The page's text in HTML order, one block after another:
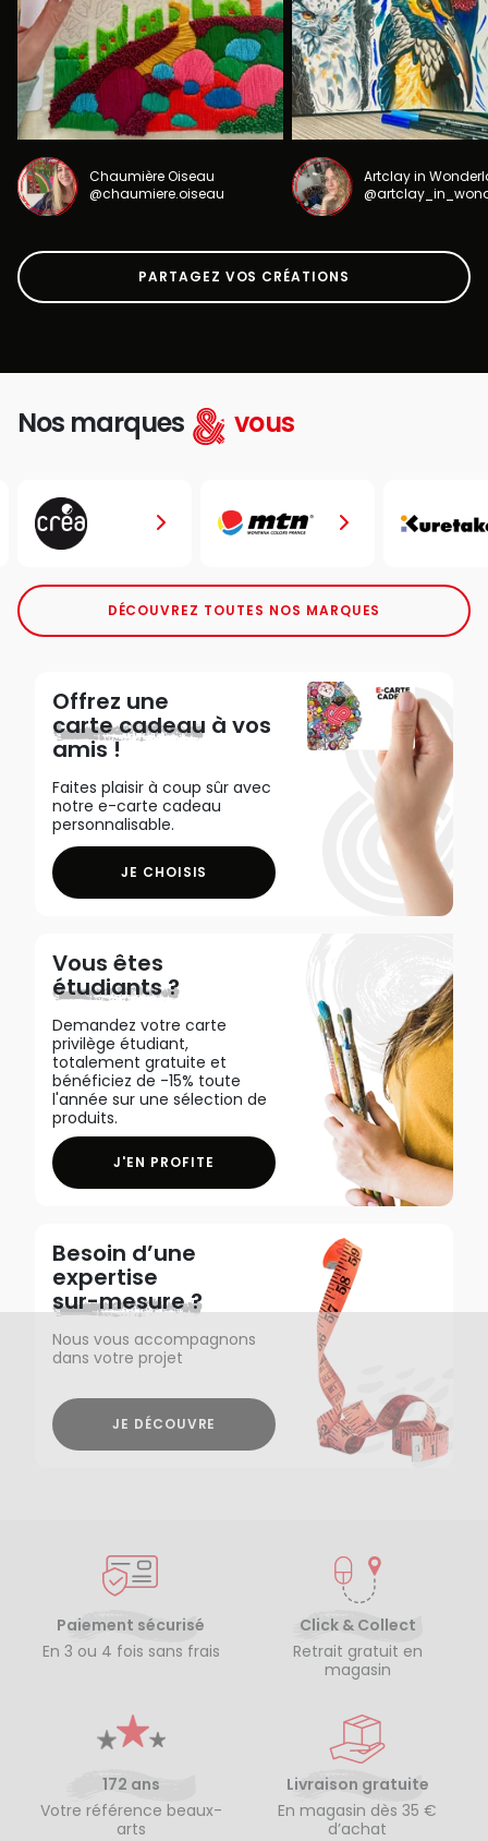
Chaumière Oiseau
@chaumiere.oiseau
Artclay in
PARTAGEZ VOS CRÉATIONS
Nos marques vous
DÉCOUVREZ TOUTES NOS MARQUES
Offrez une
carte cadeau à vos
amis !
Faites plaisir à coup sûr avec
notre e-carte cadeau
personnalisable.
JE CHOISIS
Vous êtes
étudiants ?
Demandez votre carte
privilège étudiant,
totalement gratuite et
bénéficiez de -15% toute
l'année sur une sélection de
produits.
J'EN PROFITE
Besoin d’une
expertise
sur-mesure ?
Nous vous accompagnons
dans votre projet
JE DÉCOUVRE
Paiement sécurisé
En 3 ou 4 fois sans frais
Click & Collect
Retrait gratuit en
magasin
172 ans
Votre référence beaux-
arts
Livraison gratuite
En magasin dès 35 €
d’achat